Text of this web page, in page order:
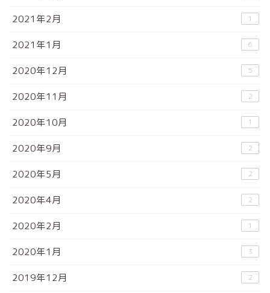
2021年2月 1
2021年1月 6
2020年12月 5
2020年11月 2
2020年10月 1
2020年9月 2
2020年5月 2
2020年4月 2
2020年2月 1
2020年1月 3
2019年12月 2